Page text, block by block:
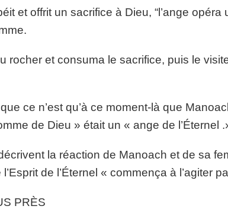
et offrit un sacrifice à Dieu, “l’ange opéra
rocher et consuma le sacrifice, puis le
ce n’est qu’à ce moment-là que
de Dieu » était un « ange de l’Éternel
la réaction de Manoach et de sa
de l’Éternel « commença à l’agiter
PRÈS